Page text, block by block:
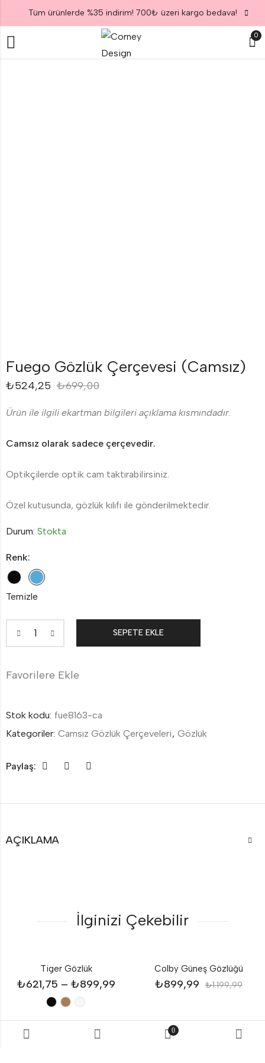
Tüm ürünlerde %35 indirim! 700₺ üzeri kargo bedava!
0
Fuego Gözlük Çerçevesi (Camsız)
₺524,25 ₺699,00
Ürün ile ilgili ekartman bilgileri açıklama kısmındadır.
Camsız olarak sadece çerçevedir.
Optikçilerde optik cam taktırabilirsiniz.
Özel kutusunda, gözlük kılıfı ile gönderilmektedir.
Durum: Stokta
Renk:
Temizle
SEPETE EKLE
Favorilere Ekle
Stok kodu: fue8163-ca
Kategoriler: Camsız Gözlük Çerçeveleri, Gözlük
Paylaş:
AÇIKLAMA
İlginizi Çekebilir
Tiger Gözlük
₺621,75 – ₺899,99
Colby Güneş Gözlüğü
₺899,99 ₺1.199,99
0